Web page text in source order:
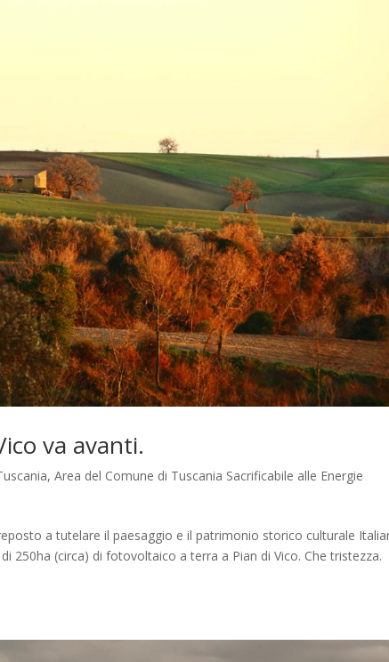
va avanti.
,Area del Comune di Tuscania Sacrificabile alle Energie
a tutelare il paesaggio e il patrimonio storico culturale
250ha (circa) di fotovoltaico a terra a Pian di Vico. Che tristezza.